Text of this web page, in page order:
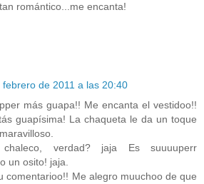
romántico...me encanta!
febrero de 2011 a las 20:40
más guapa!! Me encanta el vestidoo!!
guapísima! La chaqueta le da un toque
verdad? jaja Es suuuuperr
un osito! jaja.
comentarioo!! Me alegro muuchoo de que